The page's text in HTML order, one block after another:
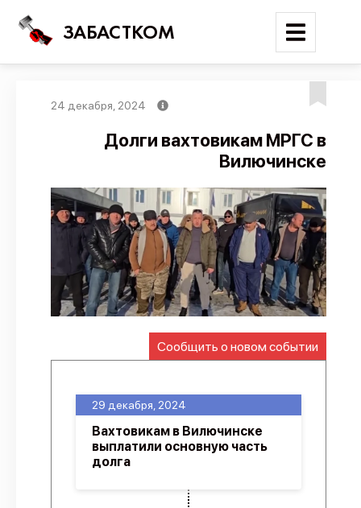
ЗАБАСТКОМ
Новости
Карта событий
Трудовые конфликты
Отчеты
Предложить публикацию
API
Политика конфиденциальности
24 декабря, 2024
Долги вахтовикам МРГС в
Вилючинске
Сообщить о новом событии
29 декабря, 2024
Вахтовикам в Вилючинске
выплатили основную часть
долга